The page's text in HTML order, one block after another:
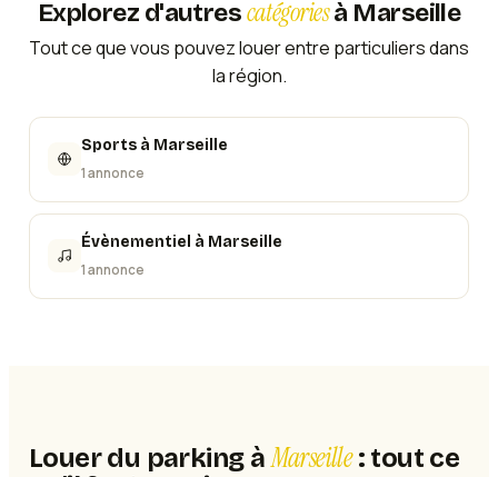
Explorez d'autrescatégoriesà Marseille
Tout ce que vous pouvez louer entre particuliers dans
la région.
Sports à Marseille
1 annonce
Évènementiel à Marseille
1 annonce
Louer du parking àMarseille: tout ce